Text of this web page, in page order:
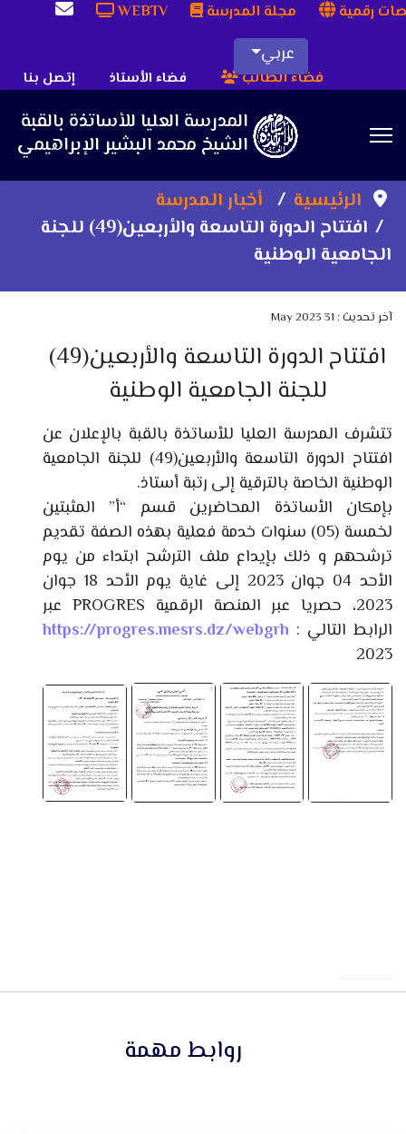
رقمية مجلة المدرسة WEBTV
عربي
إتصل بنا فضاء الأستاذ فضاء الطالب
الرئيسية
أخبار المدرسة
افتتاح الدورة التاسعة والأربعين(49) للجنة
الجامعية الوطنية
آخر تحديث : 31 May 2023
افتتاح الدورة التاسعة والأربعين(49)
للجنة الجامعية الوطنية
تتشرف المدرسة العليا للأساتذة بالقبة بالإعلان عن
افتتاح الدورة التاسعة والأربعين(49) للجنة الجامعية
الوطنية الخاصة بالترقية إلى رتبة أستاذ.
بإمكان الأساتذة المحاضرين قسم “أ” المثبتين
لخمسة (05) سنوات خدمة فعلية بهذه الصفة تقديم
ترشحهم و ذلك بإيداع ملف الترشح ابتداء من يوم
الأحد 04 جوان 2023 إلى غاية يوم الأحد 18 جوان
2023، حصريا عبر المنصة الرقمية PROGRES عبر
الرابط التالي : https://progres.mesrs.dz/webgrh
2023
روابط مهمة